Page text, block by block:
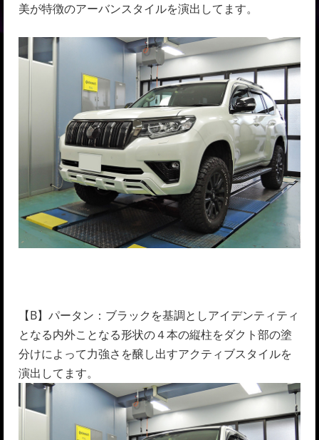
美が特徴のアーバンスタイルを演出してます。
【B】パータン：ブラックを基調としアイデンティティ
となる内外ことなる形状の４本の縦柱をダクト部の塗
分けによって力強さを醸し出すアクティブスタイルを
演出してます。